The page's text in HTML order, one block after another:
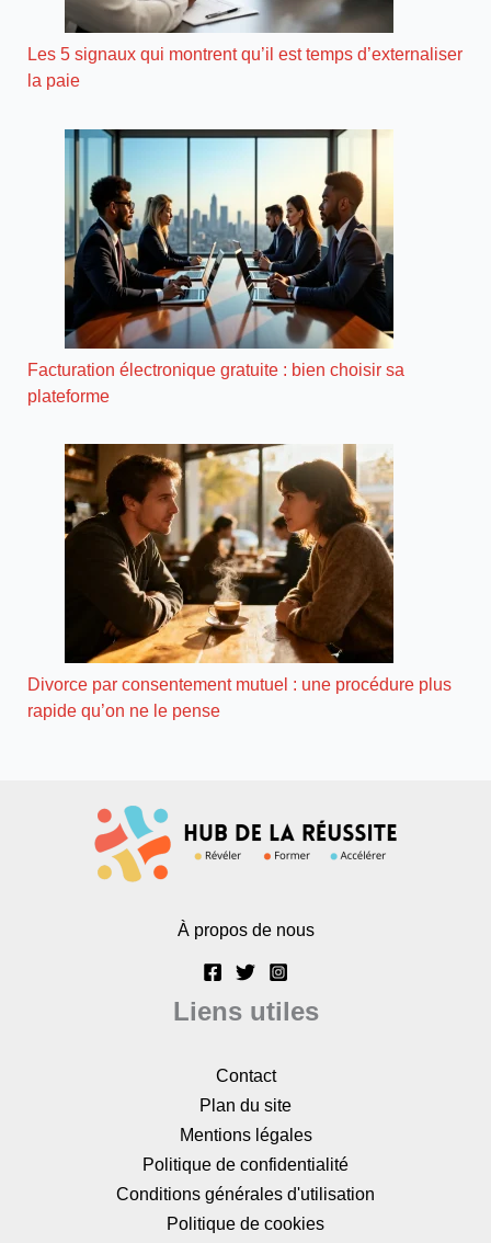
Les 5 signaux qui montrent qu’il est temps d’externaliser
la paie
Facturation électronique gratuite : bien choisir sa
plateforme
Divorce par consentement mutuel : une procédure plus
rapide qu’on ne le pense
À propos de nous
Liens utiles
Contact
Plan du site
Mentions légales
Politique de confidentialité
Conditions générales d'utilisation
Politique de cookies